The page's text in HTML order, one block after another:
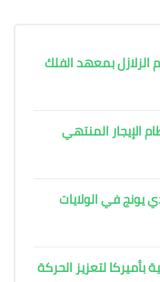
بمعهد الفلك
بنظام الإيجار المنتهي
يونج في الولايات
بأميركا لتعزيز الحركة